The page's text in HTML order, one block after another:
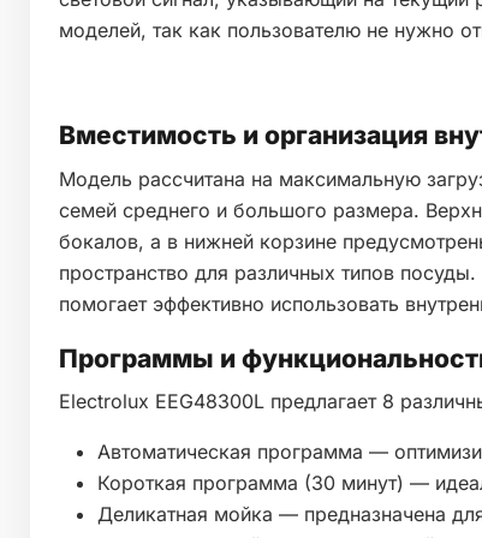
моделей, так как пользователю не нужно
Вместимость и организация
Модель рассчитана на максимальную
семей среднего и большого размера.
бокалов, а в нижней корзине
пространство для различных типов
помогает эффективно использовать
Программы и
Electrolux EEG48300L предлагает 8
Автоматическая программа —
Короткая программа (30 минут) —
Деликатная мойка — предназначена